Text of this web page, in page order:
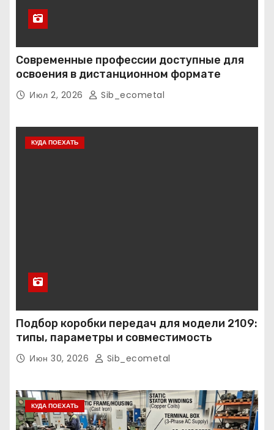
Современные профессии доступные для
освоения в дистанционном формате
Июл 2, 2026 Sib_ecometal
КУДА ПОЕХАТЬ
Подбор коробки передач для модели 2109:
типы, параметры и совместимость
Июн 30, 2026 Sib_ecometal
КУДА ПОЕХАТЬ